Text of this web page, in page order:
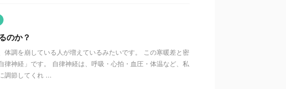
のか？
体調を崩している人が増えているみたいです。 この寒暖差と密
律神経」です。 自律神経は、呼吸・心拍・血圧・体温など、私
調節してくれ ...